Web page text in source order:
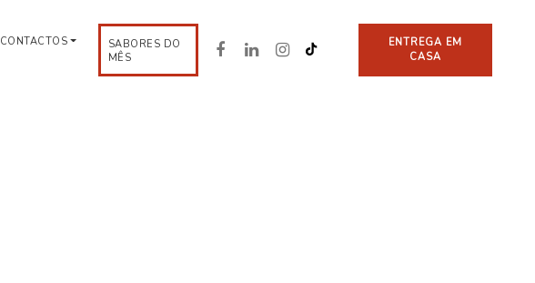
CONTACTOS
SABORES DO
MÊS
ENTREGA EM
CASA